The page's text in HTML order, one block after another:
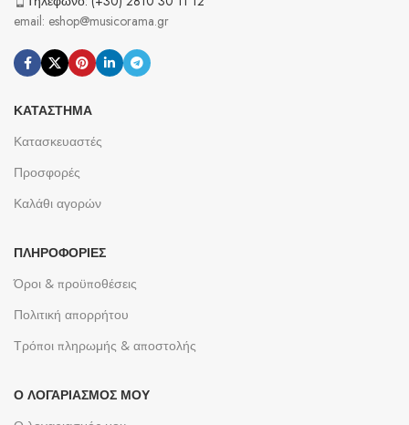
email: eshop@musicorama.gr
ΚΑΤΆΣΤΗΜΑ
Κατασκευαστές
Προσφορές
Καλάθι αγορών
ΠΛΗΡΟΦΟΡΊΕΣ
Όροι & προϋποθέσεις
Πολιτική απορρήτου
Τρόποι πληρωμής & αποστολής
Ο ΛΟΓΑΡΙΑΣΜΌΣ ΜΟΥ